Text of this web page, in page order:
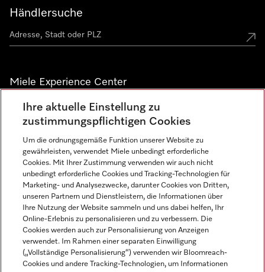
Händlersuche
Miele Experience Center
Alle Miele Experience Center anzeigen
Newsletter
Miele auf Instagram
Miele auf Facebook
Miele auf Youtube
Ihre aktuelle Einstellung zu
zustimmungspflichtigen Cookies
Um die ordnungsgemäße Funktion unserer Website zu
gewährleisten, verwendet Miele unbedingt erforderliche
Cookies. Mit Ihrer Zustimmung verwenden wir auch nicht
unbedingt erforderliche Cookies und Tracking-Technologien für
Marketing- und Analysezwecke, darunter Cookies von Dritten,
unseren Partnern und Dienstleistern, die Informationen über
Ihre Nutzung der Website sammeln und uns dabei helfen, Ihr
Online-Erlebnis zu personalisieren und zu verbessern. Die
Cookies werden auch zur Personalisierung von Anzeigen
verwendet. Im Rahmen einer separaten Einwilligung
(„Vollständige Personalisierung“) verwenden wir Bloomreach-
Cookies und andere Tracking-Technologien, um Informationen